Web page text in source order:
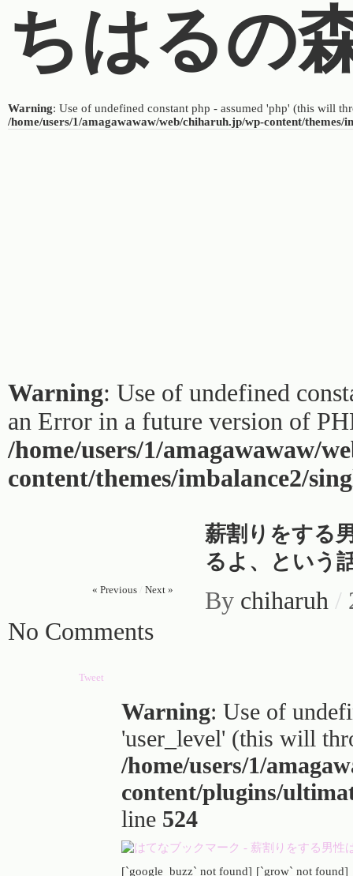
ちはるの
Warning: Use of undefined constant php - assumed 'php' (this will
/home/users/1/amagawawaw/web/chiharuh.jp/wp-content/themes/
Warning: Use of undefined
an Error in a future version of
/home/users/1/amagawawaw/
content/themes/imbalance2/
薪割りをする
るよ、という
« Previous Next » By chiharuh /
No Comments
Tweet
Warning: Use of
'user_level' (this will
/home/users/1/
content/plugins/
line 524
[`google_buzz` not found] [`grow` not found]